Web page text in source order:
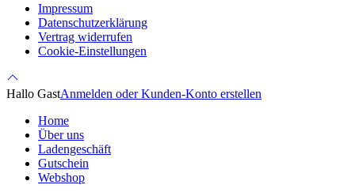
Impressum
Datenschutzerklärung
Vertrag widerrufen
Cookie-Einstellungen
Hallo GastAnmelden oder Kunden-Konto erstellen
Home
Über uns
Ladengeschäft
Gutschein
Webshop